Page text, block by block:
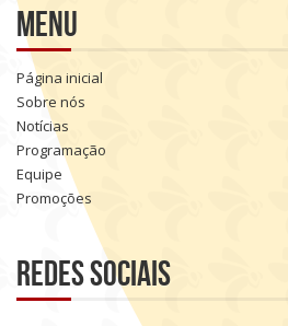
Menu
Página inicial
Sobre nós
Notícias
Programação
Equipe
Promoções
Redes sociais